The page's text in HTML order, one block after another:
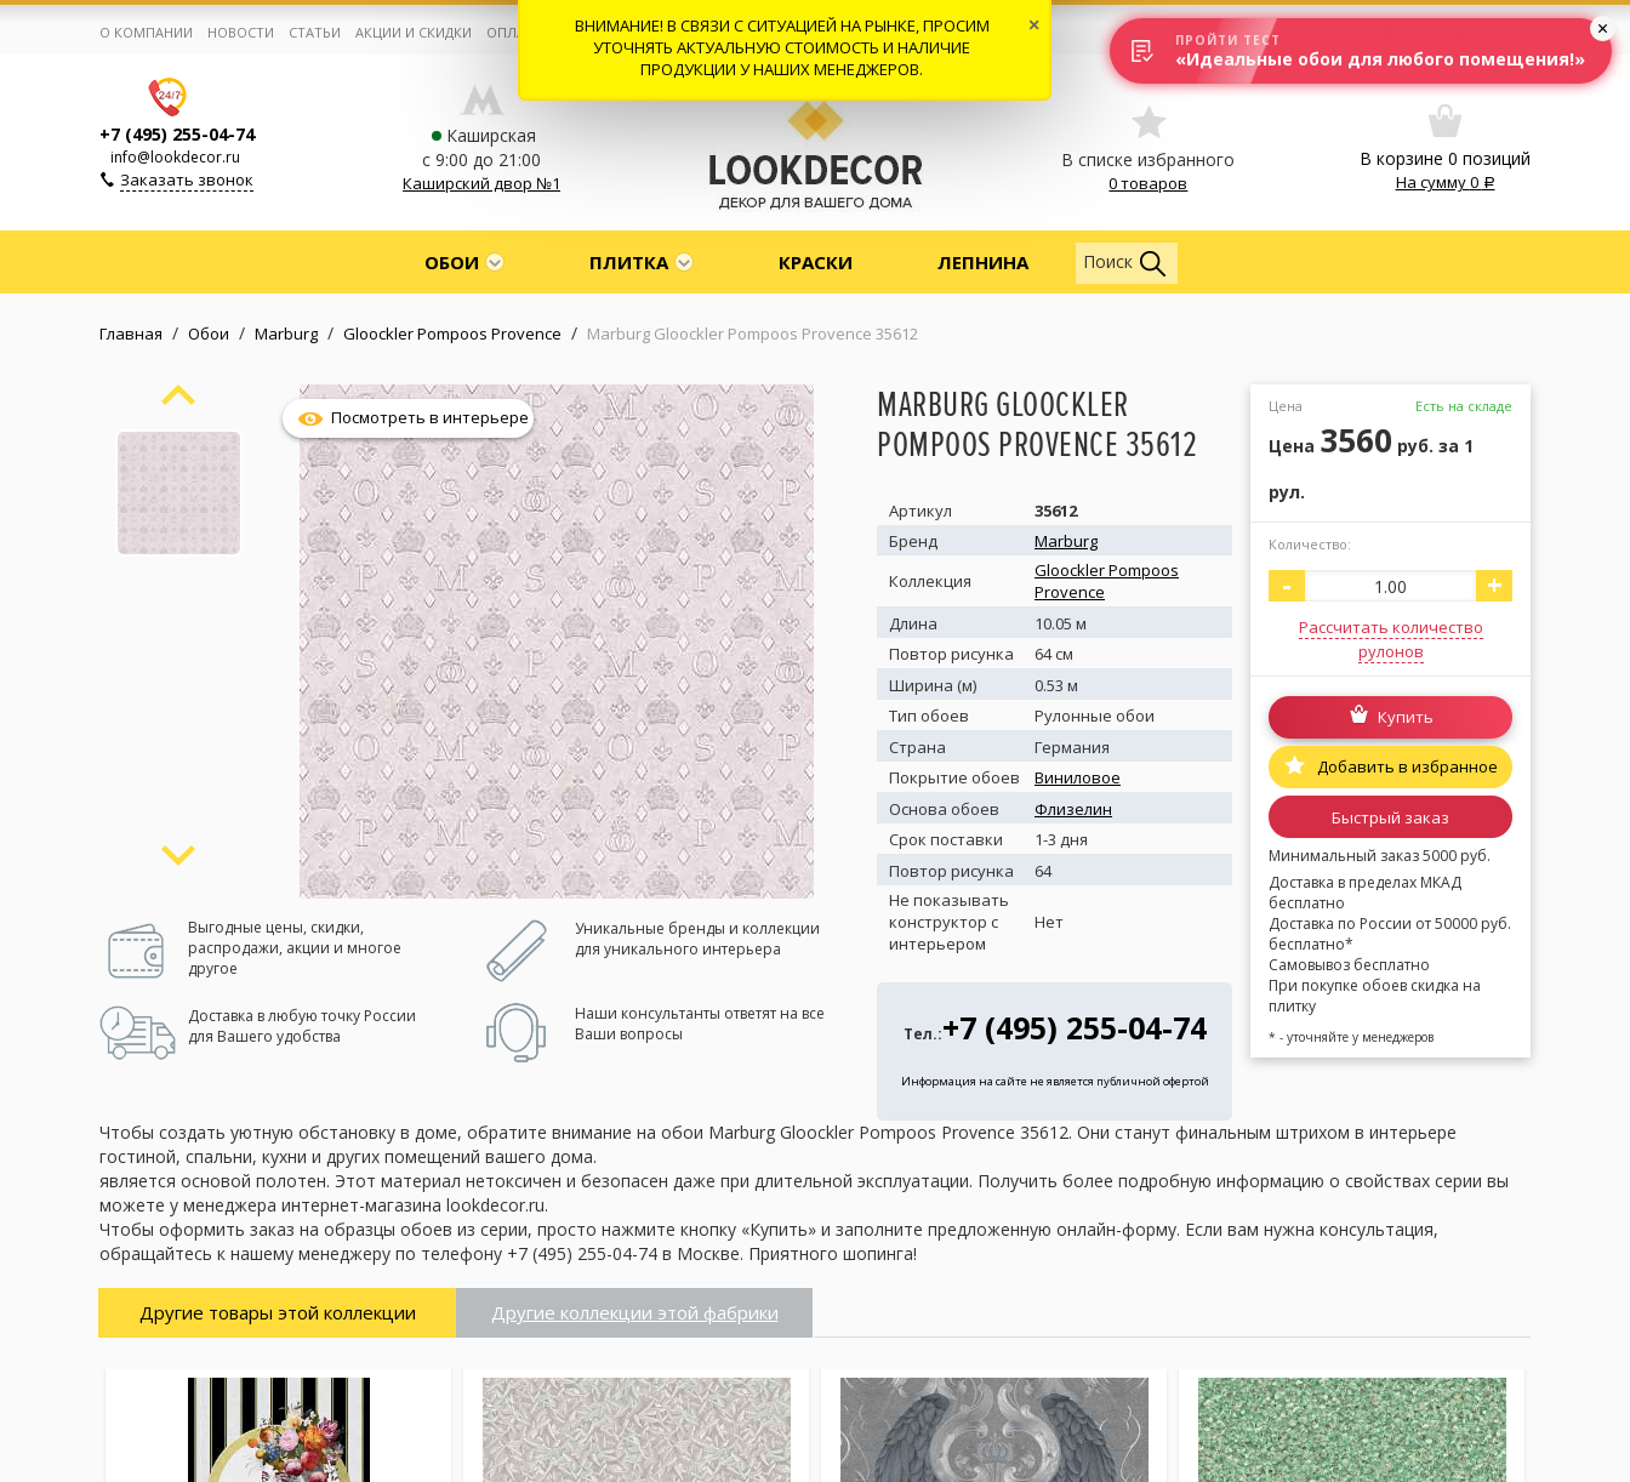
Корзина:0
Избранное:0 товаров
Каталог
Компания
Личный кабинет
(сменить город)
Заказать обратный звонок
О КОМПАНИИ НОВОСТИ СТАТЬИ АКЦИИ И СКИДКИ ОПЛАТА И ДОСТАВКА СОТРУДНИЧЕСТВО КОНТАКТЫ ОТЗЫВЫ
+7 (495) 255-04-74
info@lookdecor.ru
Заказать звонок
Каширская
с 9:00 до 21:00
Каширский двор №1
В списке избранного
0 товаров
В корзине 0 позиций
На сумму0
ОБОИ ПЛИТКА КРАСКИ ЛЕПНИНА Обои
Поиск
Главная / Обои / Marburg / Gloockler Pompoos Provence / Marburg Gloockler Pompoos Provence 35612
Посмотреть в интерьере
Выгодные цены, скидки,
распродажи, акции и многое
другое
Уникальные бренды и коллекции
для уникального интерьера
Доставка в любую точку России
для Вашего удобства
Наши консультанты ответят на все
Ваши вопросы
MARBURG GLOOCKLER
POMPOOS PROVENCE 35612
Артикул
35612
Бренд
Marburg
Коллекция
Gloockler Pompoos
Provence
Длина
10.05 м
Повтор рисунка
64 см
Ширина (м)
0.53 м
Тип обоев
Рулонные обои
Страна
Германия
Покрытие обоев
Виниловое
Основа обоев
Флизелин
Срок поставки
1-3 дня
Повтор рисунка
64
Не показывать
конструктор с
интерьером
Нет
Тел.:+7 (495) 255-04-74
Информация на сайте не является публичной офертой
Цена Есть на складе
Цена 3560 руб. за 1
рул.
Количество:
- +
Рассчитать количество
рулонов
Купить
Добавить в избранное
Быстрый заказ
Минимальный заказ 5000 руб.
Доставка в пределах МКАД
бесплатно
Доставка по России от 50000 руб.
бесплатно*
Самовывоз бесплатно
При покупке обоев скидка на
плитку
* - уточняйте у менеджеров
Чтобы создать уютную обстановку в доме, обратите внимание на обои Marburg Gloockler Pompoos Provence 35612. Они станут финальным штрихом в интерьере
гостиной, спальни, кухни и других помещений вашего дома.
является основой полотен. Этот материал нетоксичен и безопасен даже при длительной эксплуатации. Получить более подробную информацию о свойствах серии вы
можете у менеджера интернет-магазина lookdecor.ru.
Чтобы оформить заказ на образцы обоев из серии, просто нажмите кнопку «Купить» и заполните предложенную онлайн-форму. Если вам нужна консультация,
обращайтесь к нашему менеджеру по телефону +7 (495) 255-04-74 в Москве. Приятного шопинга!
Другие товары этой коллекции Другие коллекции этой фабрики
ВНИМАНИЕ! В СВЯЗИ С СИТУАЦИЕЙ НА РЫНКЕ, ПРОСИМ
УТОЧНЯТЬ АКТУАЛЬНУЮ СТОИМОСТЬ И НАЛИЧИЕ
ПРОДУКЦИИ У НАШИХ МЕНЕДЖЕРОВ.
×
ПРОЙТИ ТЕСТ
«Идеальные обои для любого помещения!»